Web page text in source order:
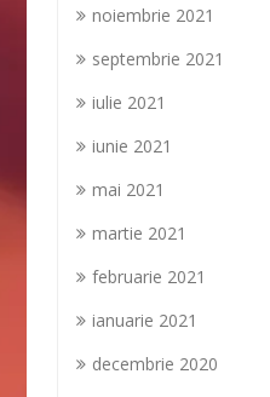
noiembrie 2021
septembrie 2021
iulie 2021
iunie 2021
mai 2021
martie 2021
februarie 2021
ianuarie 2021
decembrie 2020